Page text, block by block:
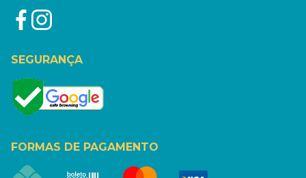
SEGURANÇA
FORMAS DE PAGAMENTO